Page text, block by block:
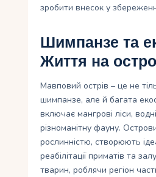
зробити внесок у
Шимпанзе та
Життя на
Мавповий острів – це не
шимпанзе, але й багата
включає мангрові ліси,
різноманітну фауну.
рослинністю, створюють
реабілітації приматів та
тварин, роблячи регіон